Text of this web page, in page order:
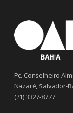
Pç. Conselheiro
Nazaré, Salvador-
(71) 3327-8777